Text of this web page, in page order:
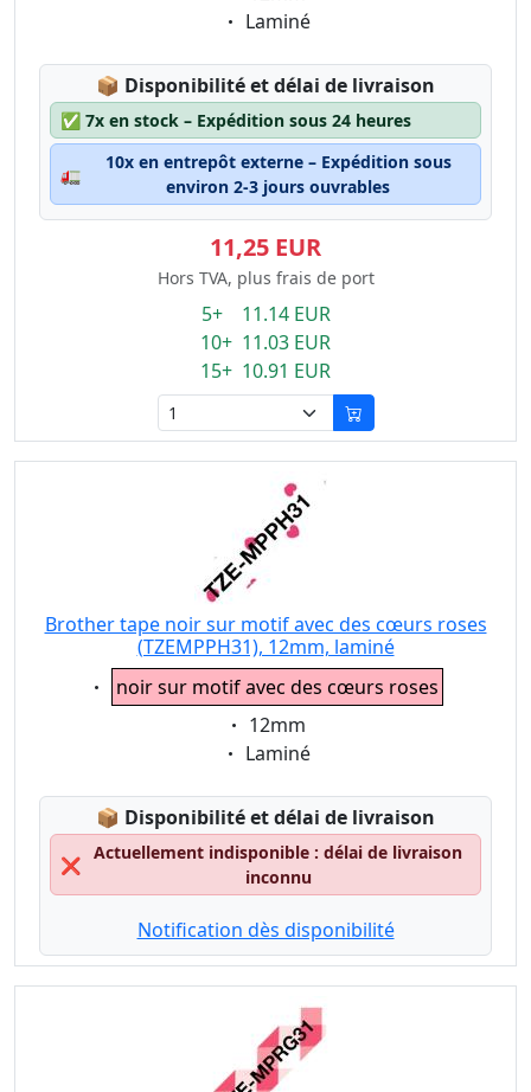
Eigenschaft:
Laminé
📦 Lagerstatus:
Disponibilité et délai de livraison
✅ 7x en stock – Expédition sous 24 heures
🚛
10x en entrepôt externe – Expédition sous
environ 2-3 jours ouvrables
11,25 EUR
Hors TVA, plus frais de port
5+ 11.14 EUR
10+ 11.03 EUR
15+ 10.91 EUR
Brother tape noir sur motif avec des cœurs roses
(TZEMPPH31), 12mm, laminé
Eigenschaft:
noir sur motif avec des cœurs roses
Eigenschaft:
12mm
Eigenschaft:
Laminé
📦 Lagerstatus:
Disponibilité et délai de livraison
❌
Actuellement indisponible : délai de livraison
inconnu
Notification dès disponibilité